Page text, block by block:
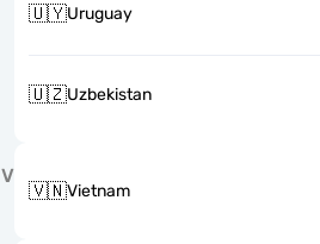
🇺🇾Uruguay
🇺🇿Uzbekistan
V
🇻🇳Vietnam